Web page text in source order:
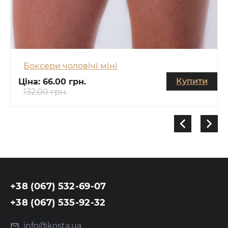
Боксери чоловічі міні
Ціна: 66.00 грн.
132.00 грн.
Купити
+38 (067) 532-69-07
+38 (067) 535-92-32
info@kosta.ua